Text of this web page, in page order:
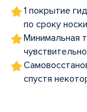
1 покрытие
по сроку носки
Минимальная
спустя